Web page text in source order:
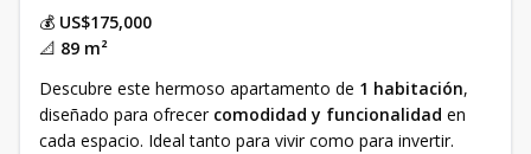
💰 US$175,000
📐 89 m²
Descubre este hermoso apartamento de 1 habitación,
diseñado para ofrecer comodidad y funcionalidad en
cada espacio. Ideal tanto para vivir como para invertir.